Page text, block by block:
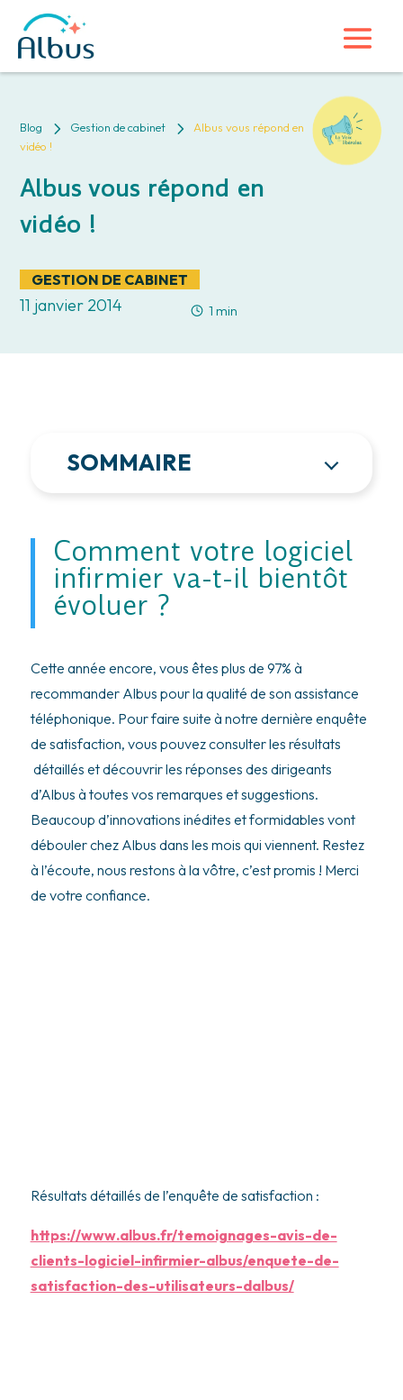
Blog 5 Gestion de cabinet 5
Albus vous répond en
vidéo !
Albus vous répond en
vidéo !
GESTION DE CABINET
11 janvier 2014 1 min
SOMMAIRE
Comment votre logiciel
infirmier va-t-il bientôt
évoluer ?
Cette année encore, vous êtes plus de 97% à
recommander Albus pour la qualité de son assistance
téléphonique. Pour faire suite à notre dernière enquête
de satisfaction, vous pouvez consulter les résultats
détaillés et découvrir les réponses des dirigeants
d’Albus à toutes vos remarques et suggestions.
Beaucoup d’innovations inédites et formidables vont
débouler chez Albus dans les mois qui viennent. Restez
à l’écoute, nous restons à la vôtre, c’est promis ! Merci
de votre confiance.
Résultats détaillés de l’enquête de satisfaction :
https://www.albus.fr/temoignages-avis-de-
clients-logiciel-infirmier-albus/enquete-de-
satisfaction-des-utilisateurs-dalbus/